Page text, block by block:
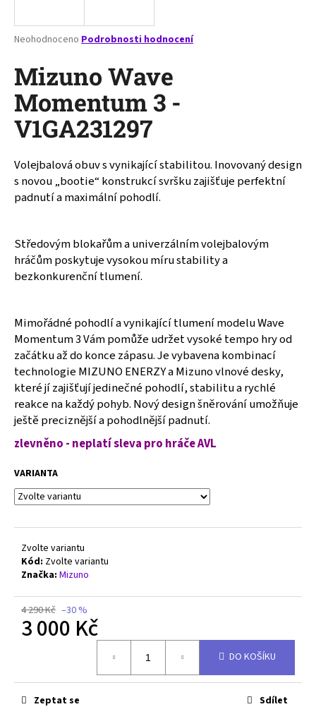
Průměrné
produktu
je
0,0
z
5
hvězdiček.
Neohodnoceno Podrobnosti hodnocení
Mizuno Wave
Momentum 3 -
V1GA231297
Volejbalová obuv s vynikající stabilitou. Inovovaný design
s novou „bootie“ konstrukcí svršku zajišťuje perfektní
padnutí a maximální pohodlí.
Středovým blokařům a univerzálním volejbalovým
hráčům poskytuje vysokou míru stability a
bezkonkurenční tlumení.
Mimořádné pohodlí a vynikající tlumení modelu Wave
Momentum 3 Vám pomůže udržet vysoké tempo hry od
začátku až do konce zápasu. Je vybavena kombinací
technologie MIZUNO ENERZY a Mizuno vlnové desky,
které jí zajišťují jedinečné pohodlí, stabilitu a rychlé
reakce na každý pohyb. Nový design šněrování umožňuje
ještě preciznější a pohodlnější padnutí.
zlevněno - neplatí sleva pro hráče AVL
VARIANTA
Zvolte variantu
Kód: Zvolte variantu
Značka: Mizuno
4 290 Kč –30 %
3 000 Kč
DO KOŠÍKU
Zeptat se Sdílet
j
t
?
HLEDAT
o
p
o
č
u
j
e
m
e
MIZUNO
WAVE
Z8
-
V1GA240007
500
Původně:
890